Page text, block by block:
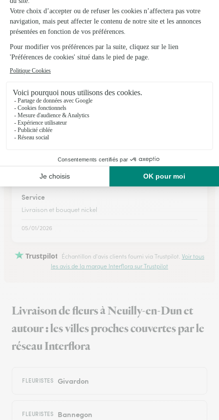
★ ★ ★ ★ ★
Site clair et service parfait.
Site clair et service parfait.
★ ★ ★ ★ ★
deuil
pas besoin de se déplacer
Service
Livraison et bouquet nickel
05/01/2026
Trustpilot Échantillon d'avis clients fourni via Trustpilot. Voir tous
les avis de la marque Interflora sur Trustpilot
Livraison de fleurs à Neuilly-en-Dun et
autour : les villes proches couvertes par le
réseau Interflora
FLEURISTES Givardon
FLEURISTES Bannegon